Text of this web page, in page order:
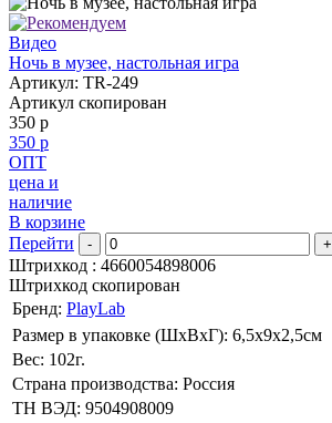
Видео
Ночь в музее, настольная игра
Артикул: TR-249
Артикул скопирован
350 р
350 р
ОПТ
цена и
наличие
В корзине
Перейти
- +
Штрихкод : 4660054898006
Штрихкод скопирован
Бренд: PlayLab
Размер в упаковке (ШхВxГ): 6,5х9х2,5cм
Вес: 102г.
Страна производства: Россия
ТН ВЭД: 9504908009